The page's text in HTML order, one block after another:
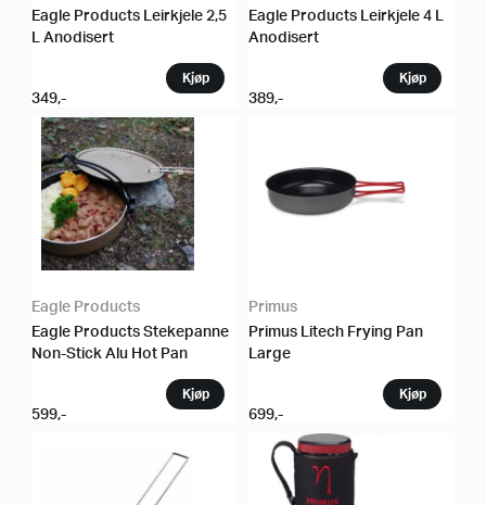
Eagle Products Leirkjele 2,5
L Anodisert
349,-
Eagle Products Leirkjele 4 L
Anodisert
389,-
Eagle Products
Eagle Products Stekepanne
Non-Stick Alu Hot Pan
599,-
Primus
Primus Litech Frying Pan
Large
699,-